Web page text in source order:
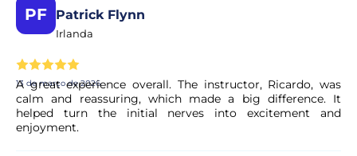
normalmente 2 a 3 horas, mas recomendamos que esteja
preparado para passar mais de 4 horas connosco (ou todo
o período da manhã/tarde, dependendo da hora
reservada) para permitir atrasos devido ao clima,
movimento.
PF Patrick Flynn
Irlanda
13 de março de 2026
A great experience overall. The instructor, Ricardo, was
calm and reassuring, which made a big difference. It
helped turn the initial nerves into excitement and
enjoyment.